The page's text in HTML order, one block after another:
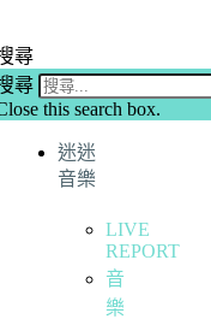
尋
尋
this search box.
迷迷
音樂
LIVE
REPORT
音
樂